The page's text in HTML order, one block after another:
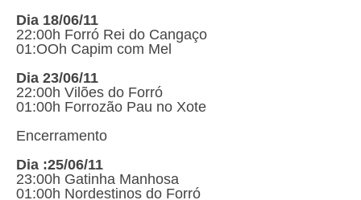
Dia 18/06/11
22:00h Forró Rei do Cangaço
01:OOh Capim com Mel
Dia 23/06/11
22:00h Vilões do Forró
01:00h Forrozão Pau no Xote
Encerramento
Dia :25/06/11
23:00h Gatinha Manhosa
01:00h Nordestinos do Forró